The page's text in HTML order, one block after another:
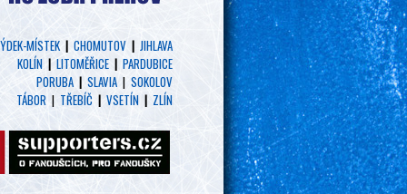
MÍSTEK| CHOMUTOV | JIHLAVA
KOLÍN | LITOMĚŘICE | PARDUBICE
PORUBA | SLAVIA | SOKOLOV
TÁBOR | TŘEBÍČ | VSETÍN | ZLÍN